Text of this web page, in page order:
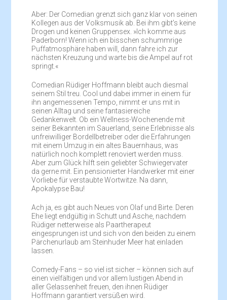
Aber: Der Comedian grenzt sich ganz klar von seinen
Kollegen aus der Volksmusik ab. Bei ihm gibt’s keine
Drogen und keinen Gruppensex. »Ich komme aus
Paderborn! Wenn ich ein bisschen schummrige
Puffatmosphäre haben will, dann fahre ich zur
nächsten Kreuzung und warte bis die Ampel auf rot
springt.«
Comedian Rüdiger Hoffmann bleibt auch diesmal
seinem Stil treu. Cool und dabei immer in einem für
ihn angemessenen Tempo, nimmt er uns mit in
seinen Alltag und seine fantasiereiche
Gedankenwelt. Ob ein Wellness-Wochenende mit
seiner Bekannten im Sauerland, seine Erlebnisse als
unfreiwilliger Bordellbetreiber oder die Erfahrungen
mit einem Umzug in ein altes Bauernhaus, was
natürlich noch komplett renoviert werden muss.
Aber zum Glück hilft sein geliebter Schwiegervater
da gerne mit. Ein pensionierter Handwerker mit einer
Vorliebe für verstaubte Wortwitze. Na dann,
Apokalypse Bau!
Ach ja, es gibt auch Neues von Olaf und Birte. Deren
Ehe liegt endgültig in Schutt und Asche, nachdem
Rüdiger netterweise als Paartherapeut
eingesprungen ist und sich von den beiden zu einem
Pärchenurlaub am Steinhuder Meer hat einladen
lassen.
Comedy-Fans – so viel ist sicher – können sich auf
einen vielfältigen und vor allem lustigen Abend in
aller Gelassenheit freuen, den ihnen Rüdiger
Hoffmann garantiert versüßen wird.